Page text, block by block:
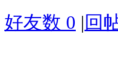
好友数 0 | 回